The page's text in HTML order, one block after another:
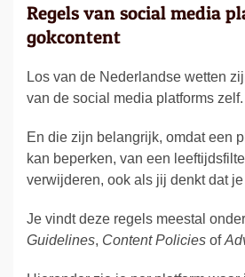
Regels van social media
gokcontent
Los van de Nederlandse wetten
van de social media platforms zelf.
En die zijn belangrijk, omdat een
kan beperken, van een
verwijderen, ook als jij denkt dat je
Je vindt deze regels meestal onder
Guidelines, Content Policies of